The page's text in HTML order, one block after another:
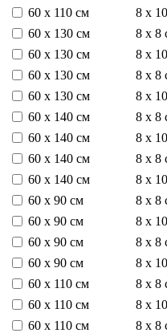
60 х 110 см
8 х
60 х 130 см
8 х 8
60 х 130 см
8 х
60 х 130 см
8 х 8
60 х 130 см
8 х
60 х 140 см
8 х 8
60 х 140 см
8 х
60 х 140 см
8 х 8
60 х 140 см
8 х
60 х 90 см
8 х 8
60 х 90 см
8 х
60 х 90 см
8 х 8
60 х 90 см
8 х
60 х 110 см
8 х 8
60 х 110 см
8 х
60 х 110 см
8 х 8